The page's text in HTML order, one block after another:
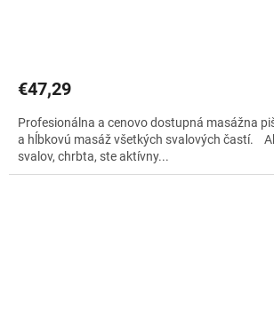
€47,29
Profesionálna a cenovo dostupná masážna
a hĺbkovú masáž všetkých svalových častí.
svalov, chrbta, ste aktívny...